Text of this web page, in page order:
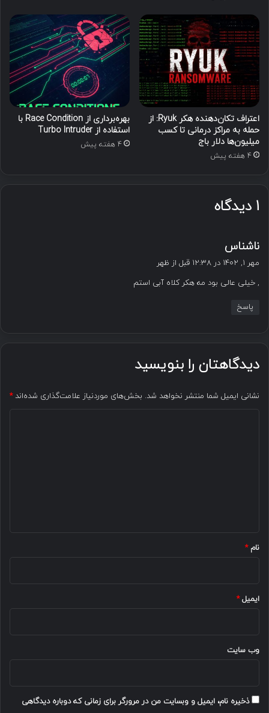
اعتراف تکان‌دهنده هکر Ryuk: از
حمله به مراکز درمانی تا کسب
میلیون‌ها دلار باج
4 هفته پیش
بهره‌برداری از Race Condition با
استفاده از Turbo Intruder
4 هفته پیش
1 دیدگاه
ناشناس
ف
:
مهر ۱, ۱۴۰۲ در ۱۲:۳۸ قبل از ظهر
, خیلی عالی بود مه هکر کلاه آبی استم
پاسخ
دیدگاهتان را بنویسید
نشانی ایمیل شما منتشر نخواهد شد. بخش‌های موردنیاز علامت‌گذاری شده‌اند*
نام*
ایمیل*
وب‌ سایت
ذخیره نام، ایمیل و وبسایت من در مرورگر برای زمانی که دوباره دیدگاهی